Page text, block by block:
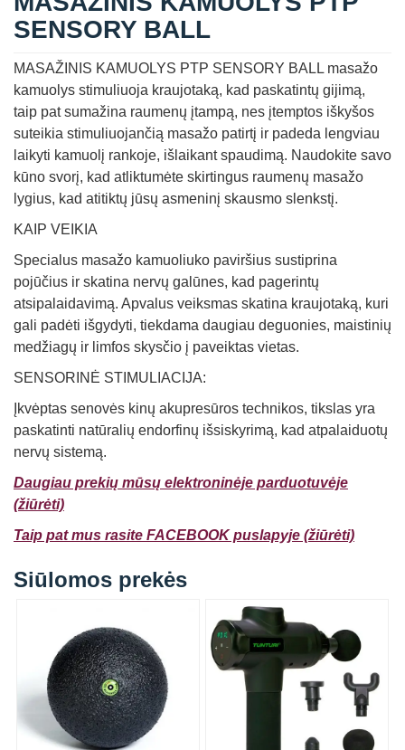
SENSORY BALL
MASAŽINIS KAMUOLYS PTP SENSORY BALL masažo
kamuolys stimuliuoja kraujotaką, kad paskatintų gijimą,
taip pat sumažina raumenų įtampą, nes įtemptos iškyšos
suteikia stimuliuojančią masažo patirtį ir padeda lengviau
laikyti kamuolį rankoje, išlaikant spaudimą. Naudokite savo
kūno svorį, kad atliktumėte skirtingus raumenų masažo
lygius, kad atitiktų jūsų asmeninį skausmo slenkstį.
KAIP VEIKIA
Specialus masažo kamuoliuko paviršius sustiprina
pojūčius ir skatina nervų galūnes, kad pagerintų
atsipalaidavimą. Apvalus veiksmas skatina kraujotaką, kuri
gali padėti išgydyti, tiekdama daugiau deguonies, maistinių
medžiagų ir limfos skysčio į paveiktas vietas.
SENSORINĖ STIMULIACIJA:
Įkvėptas senovės kinų akupresūros technikos, tikslas yra
paskatinti natūralių endorfinų išsiskyrimą, kad atpalaiduotų
nervų sistemą.
Daugiau prekių mūsų elektroninėje parduotuvėje
(žiūrėti)
Taip pat mus rasite FACEBOOK puslapyje (žiūrėti)
Siūlomos prekės